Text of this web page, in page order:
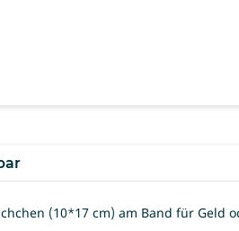
(10*17 cm) am Band für Geld